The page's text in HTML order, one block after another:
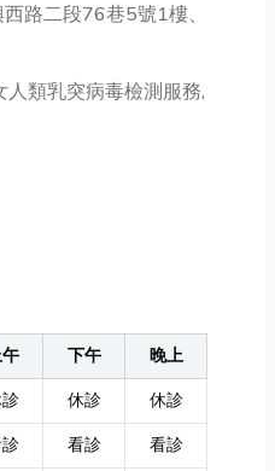
路二段76巷5號1樓、
人類乳突病毒檢測服務,
下午
晚上
休診
休診
看診
看診